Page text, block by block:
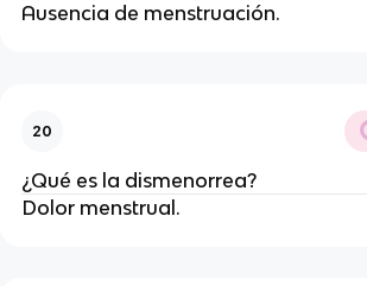
Ausencia de menstruación.
20
¿Qué es la dismenorrea?
Dolor menstrual.